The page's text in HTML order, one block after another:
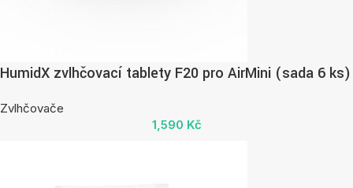
HumidX zvlhčovací tablety F20 pro AirMini (sada 6 ks)
Zvlhčovače
1,590 Kč